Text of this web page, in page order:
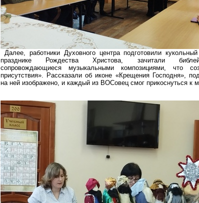
Далее, работники Духовного центра подготовили
празднике Рождества Христова, зачитали
сопровождающиеся музыкальными композициями, что
присутствия». Рассказали об иконе «Крещения Господня»,
на ней изображено, и каждый из ВОСовец смог прикоснуться к